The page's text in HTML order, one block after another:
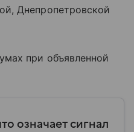
Днепропетровской
при объявленной
означает сигнал